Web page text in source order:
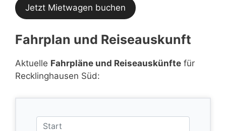
Jetzt Mietwagen buchen
Fahrplan und Reiseauskunft
Aktuelle Fahrpläne und Reiseauskünfte für
Recklinghausen Süd: